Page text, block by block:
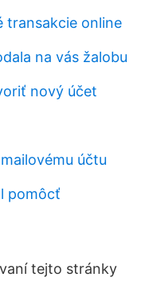
transakcie online
na vás žalobu
nový účet
účtu
pomôcť
tejto stránky